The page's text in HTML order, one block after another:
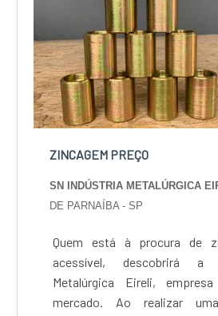
ZINCAGEM PREÇO
SN INDÚSTRIA METALÚRGICA
DE PARNAÍBA - SP
Quem está à procura de
acessível, descobrirá a
Metalúrgica Eireli,
mercado. Ao realizar